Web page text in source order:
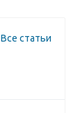
Все статьи